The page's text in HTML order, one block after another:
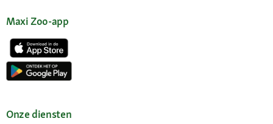
Maxi Zoo-app
Onze diensten